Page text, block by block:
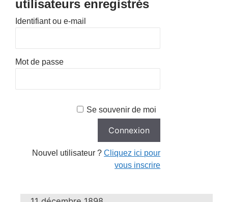
utilisateurs enregistrés
Identifiant ou e-mail
Mot de passe
Se souvenir de moi
Nouvel utilisateur ?Cliquez ici pour
vous inscrire